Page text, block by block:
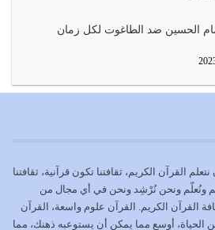
الدين الذي شرعه الله للناس في
الحسين ضد الطاغوت لكل زمان
القرآن الكريم، ثقافتنا تكون قرآنية، ثقافتنا
ونُعلّم ونحن نُرْشِد ونحن في أي مجال من
القرآن الكريم. القرآن علوم واسعة، القرآن
أوسع مما يمكن أن يستوعبه ذهنك، مما